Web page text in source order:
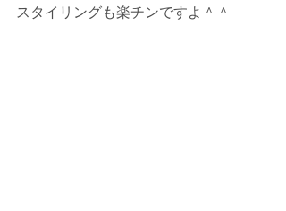
スタイリングも楽チンですよ＾＾